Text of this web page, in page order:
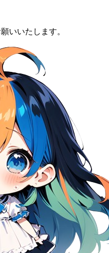
いいたします。